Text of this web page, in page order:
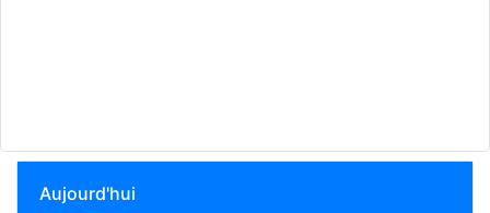
Aujourd'hui